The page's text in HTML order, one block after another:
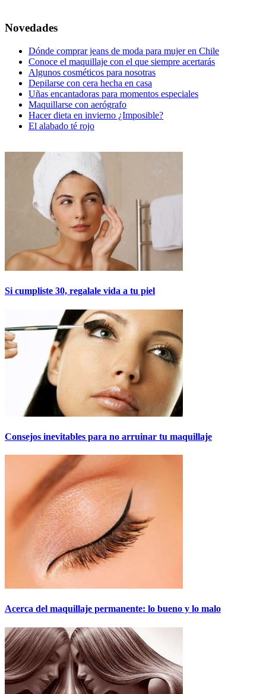
Novedades
Dónde comprar jeans de moda para mujer en Chile
Conoce el maquillaje con el que siempre acertarás
Algunos cosméticos para nosotras
Depilarse con cera hecha en casa
Uñas encantadoras para momentos especiales
Maquillarse con aerógrafo
Hacer dieta en invierno ¿Imposible?
El alabado té rojo
Si cumpliste 30, regalale vida a tu piel
Consejos inevitables para no arruinar tu maquillaje
Acerca del maquillaje permanente: lo bueno y lo malo